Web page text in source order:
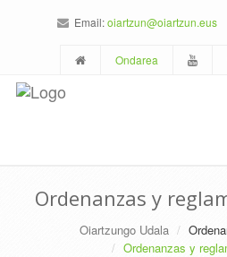
Email:oiartzun@oiartzun.eus
Ondarea
Ordenanzas y
Oiartzungo Udala
Ordenanzas y